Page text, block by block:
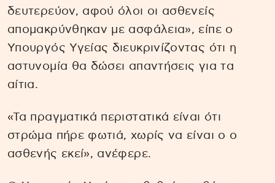
δευτερεύον, αφού όλοι οι ασθενείς
απομακρύνθηκαν με ασφάλεια», είπε ο
Υπουργός Υγείας διευκρινίζοντας ότι η
αστυνομία θα δώσει απαντήσεις για τα
αίτια.
«Τα πραγματικά περιστατικά είναι ότι
στρώμα πήρε φωτιά, χωρίς να είναι ο ο
ασθενής εκεί», ανέφερε.